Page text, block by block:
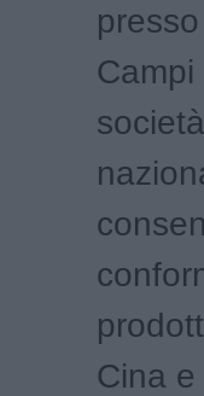
Cina